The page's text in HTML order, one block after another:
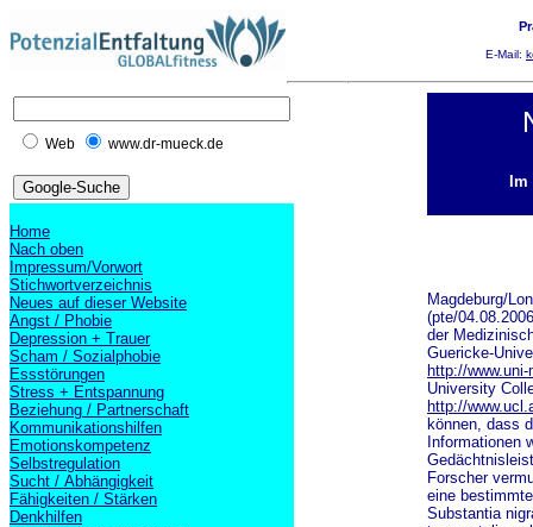
E-Mail:
Web www.dr-mueck.de
Home
Nach oben
Impressum/Vorwort
Stichwortverzeichnis
Neues auf dieser Website
Angst / Phobie
Depression + Trauer
Scham / Sozialphobie
Essstörungen
Stress + Entspannung
Beziehung / Partnerschaft
Kommunikationshilfen
Emotionskompetenz
Selbstregulation
Sucht / Abhängigkeit
Fähigkeiten / Stärken
Denkhilfen
Magdeburg/
(pte/
der
Guericke-
http://
University
http://
können, dass
Informationen
Forscher
eine
Substantia